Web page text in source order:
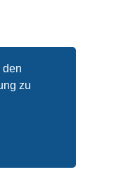
den
zu